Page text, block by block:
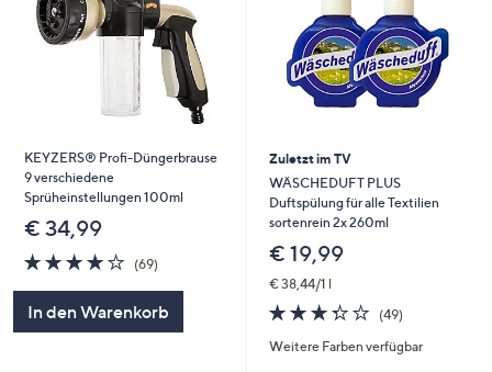
KEYZERS® Profi-Düngerbrause
9 verschiedene
Sprüheinstellungen 100ml
€ 34,99
4.2
von
(69)69
In den Warenkorb
Zuletzt im TV
WÄSCHEDUFT PLUS
Duftspülung für alle Textilien
sortenrein 2x 260ml
€ 19,99
€ 38,44/1 l
3.3
von
5
(49)
Weitere Farben verfügbar